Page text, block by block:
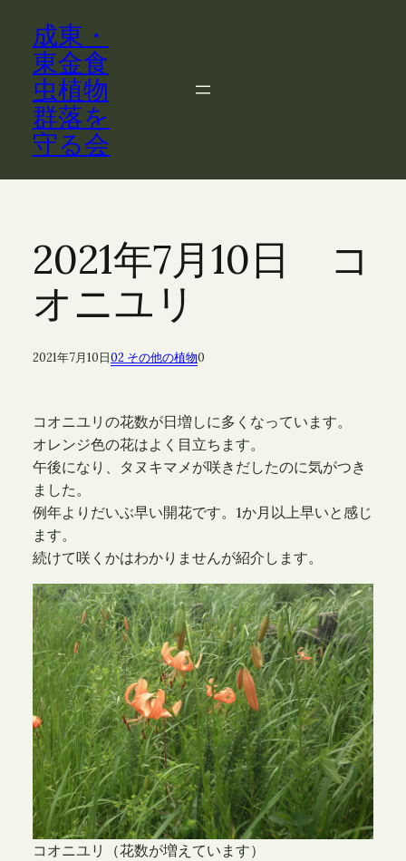
成東・
東金食
虫植物
群落を
守る会
2021年7月10日 コ
オニユリ
2021年7月10日02 その他の植物0
コオニユリの花数が日増しに多くなっています。
オレンジ色の花はよく目立ちます。
午後になり、タヌキマメが咲きだしたのに気がつき
ました。
例年よりだいぶ早い開花です。1か月以上早いと感じ
ます。
続けて咲くかはわかりませんが紹介します。
コオニユリ（花数が増えています）